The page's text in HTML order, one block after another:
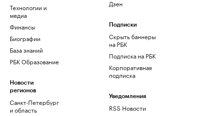
Технологии и
медиа
Финансы
Биографии
База знаний
РБК Образование
Новости
регионов
Санкт-Петербург
и область
Дзен
Подписки
Скрыть баннеры
на РБК
Подписка на РБК
Корпоративная
подписка
Уведомления
RSS Новости